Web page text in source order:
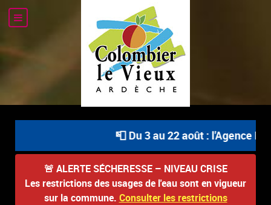
📮 Du 3 au 22 août : l'Agence
🚨 ALERTE SÉCHERESSE – NIVEAU CRISE
Les restrictions des usages de l'eau sont en vigueur
sur la commune. Consulter les restrictions